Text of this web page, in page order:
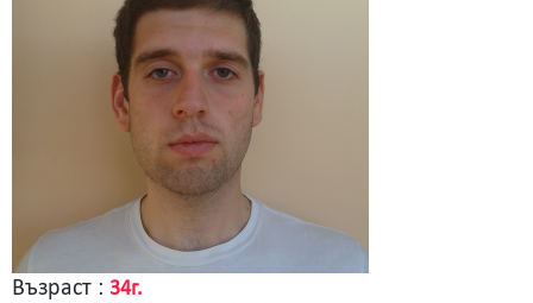
Възраст : 34г.